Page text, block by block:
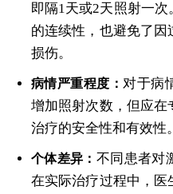
即隔1天或2天照射一
的连续性，也避免了
损伤。
病情严重程度： 对于病
增加照射次数，但应
治疗的安全性和有效性。
个体差异： 不同患者对
在实际治疗过程中，